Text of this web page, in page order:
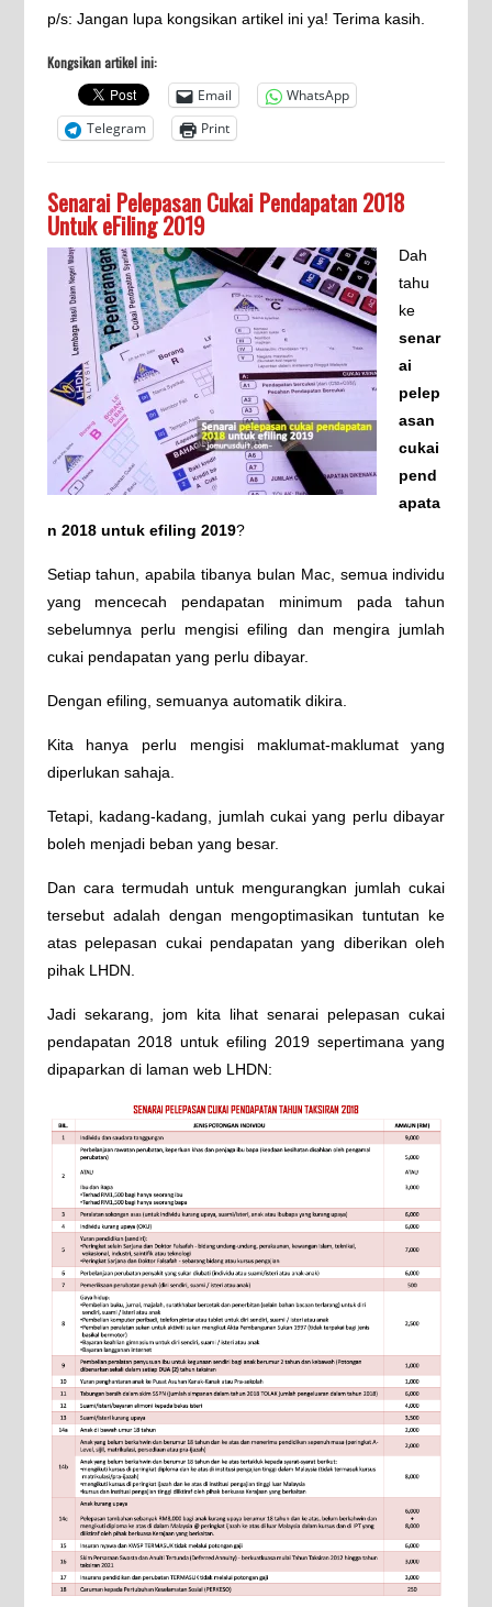
p/s: Jangan lupa kongsikan artikel ini ya! Terima kasih.
Kongsikan artikel ini:
Email
WhatsApp
Telegram
Print
Senarai Pelepasan Cukai Pendapatan 2018
Untuk eFiling 2019
Dah
tahu
ke
senar
ai
pelep
asan
cukai
pend
apata
n 2018 untuk efiling 2019?
Setiap tahun, apabila tibanya bulan Mac, semua individu
yang mencecah pendapatan minimum pada tahun
sebelumnya perlu mengisi efiling dan mengira jumlah
cukai pendapatan yang perlu dibayar.
Dengan efiling, semuanya automatik dikira.
Kita hanya perlu mengisi maklumat-maklumat yang
diperlukan sahaja.
Tetapi, kadang-kadang, jumlah cukai yang perlu dibayar
boleh menjadi beban yang besar.
Dan cara termudah untuk mengurangkan jumlah cukai
tersebut adalah dengan mengoptimasikan tuntutan ke
atas pelepasan cukai pendapatan yang diberikan oleh
pihak LHDN.
Jadi sekarang, jom kita lihat senarai pelepasan cukai
pendapatan 2018 untuk efiling 2019 sepertimana yang
dipaparkan di laman web LHDN: